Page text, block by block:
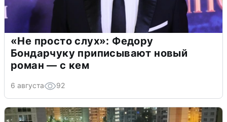
«Не просто слух»: Федору
Бондарчуку приписывают новый
роман — с кем
6 августа 92